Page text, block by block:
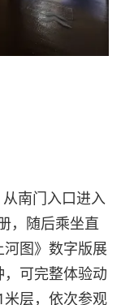
南门入口进入
，随后乘坐直
图》数字版展
可完整体验动
层，依次参观